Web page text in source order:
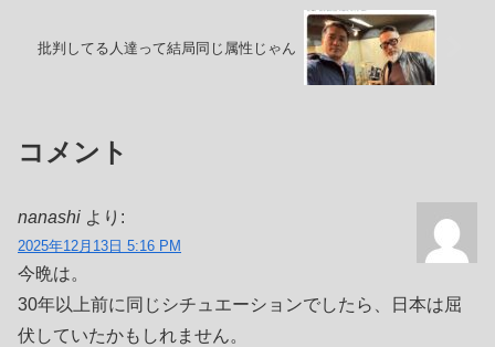
批判してる人達って結局同じ属性じゃん
コメント
nanashi より:
2025年12月13日 5:16 PM
今晩は。
30年以上前に同じシチュエーションでしたら、日本は屈
伏していたかもしれません。